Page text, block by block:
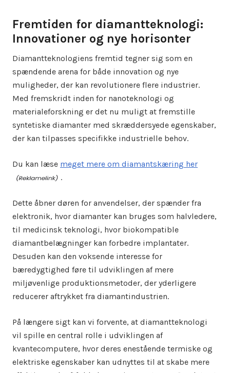
Fremtiden for diamantteknologi:
Innovationer og nye horisonter
Diamantteknologiens fremtid tegner sig som en
spændende arena for både innovation og nye
muligheder, der kan revolutionere flere industrier.
Med fremskridt inden for nanoteknologi og
materialeforskning er det nu muligt at fremstille
syntetiske diamanter med skræddersyede egenskaber,
der kan tilpasses specifikke industrielle behov.
Du kan læse meget mere om diamantskæring her
.
Dette åbner døren for anvendelser, der spænder fra
elektronik, hvor diamanter kan bruges som halvledere,
til medicinsk teknologi, hvor biokompatible
diamantbelægninger kan forbedre implantater.
Desuden kan den voksende interesse for
bæredygtighed føre til udviklingen af mere
miljøvenlige produktionsmetoder, der yderligere
reducerer aftrykket fra diamantindustrien.
På længere sigt kan vi forvente, at diamantteknologi
vil spille en central rolle i udviklingen af
kvantecomputere, hvor deres enestående termiske og
elektriske egenskaber kan udnyttes til at skabe mere